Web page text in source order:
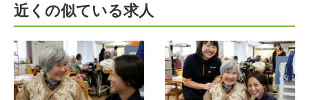
近くの似ている求人